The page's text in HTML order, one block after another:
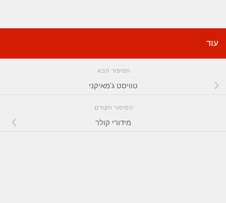
עוד
הסיפור הבא
טוויסט ג'מאיקני
הסיפור הקודם
מידורי קולר